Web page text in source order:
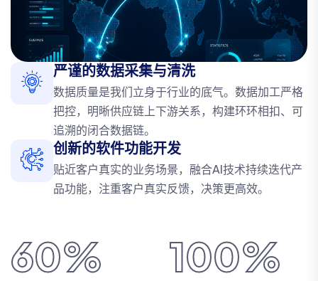
严谨的数据采集与清洗
数据质量是我们立身于行业的底气。数据加工严格
把控，明晰供应链上下游关系，构建环环相扣、可
追溯的闭合数据链。
创新的软件功能开发
贴近客户真实的业务场景，融合AI技术持续迭代产
品功能，注重客户真实反馈，决策更高效。
60% 100%